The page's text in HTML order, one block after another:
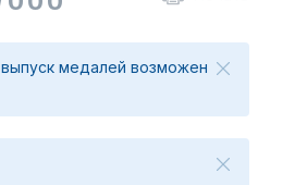
медалей возможен